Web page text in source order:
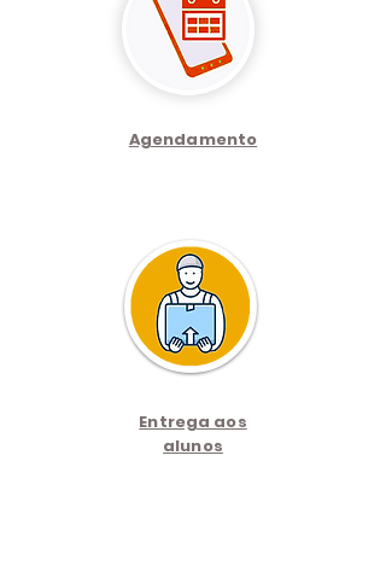
Agendamento
Entrega aos
alunos